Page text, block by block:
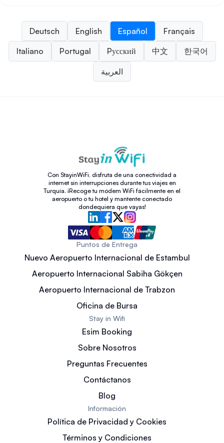
Deutsch English Español
Français
Italiano
Portugal Pусский 中文 한국어
العربية
Con StayinWiFi, disfruta de una conectividad a
internet sin interrupciones durante tus viajes en
Turquía. ¡Recoge tu módem WiFi fácilmente en el
aeropuerto o tu hotel y mantente conectado
dondequiera que vayas!
Puntos de Entrega
Nuevo Aeropuerto Internacional de Estambul
Aeropuerto Internacional Sabiha Gökçen
Aeropuerto Internacional de Trabzon
Oficina de Bursa
Stay in Wifi
Esim Booking
Sobre Nosotros
Preguntas Frecuentes
Contáctanos
Blog
Información
Política de Privacidad y Cookies
Términos y Condiciones